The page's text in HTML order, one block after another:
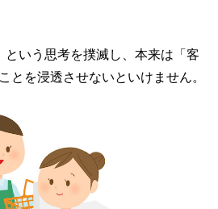
という思考を撲滅し、本来は「客
とを浸透させないといけません。